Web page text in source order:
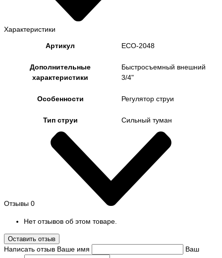
Характеристики
Артикул ECO-2048
Дополнительные
характеристики
Быстросъемный внешний
3/4"
Особенности Регулятор струи
Тип струи Сильный туман
Отзывы 0
Нет отзывов об этом товаре.
Оставить отзыв
Написать отзыв Ваше имя Ваш